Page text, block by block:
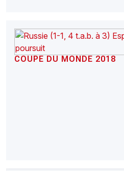
COUPE DU MONDE 2018